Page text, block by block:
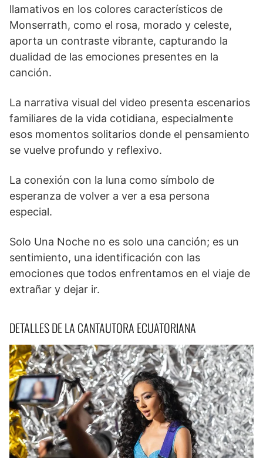
llamativos en los colores característicos de
Monserrath, como el rosa, morado y celeste,
aporta un contraste vibrante, capturando la
dualidad de las emociones presentes en la
canción.
La narrativa visual del video presenta escenarios
familiares de la vida cotidiana, especialmente
esos momentos solitarios donde el pensamiento
se vuelve profundo y reflexivo.
La conexión con la luna como símbolo de
esperanza de volver a ver a esa persona
especial.
Solo Una Noche no es solo una canción; es un
sentimiento, una identificación con las
emociones que todos enfrentamos en el viaje de
extrañar y dejar ir.
DETALLES DE LA CANTAUTORA ECUATORIANA